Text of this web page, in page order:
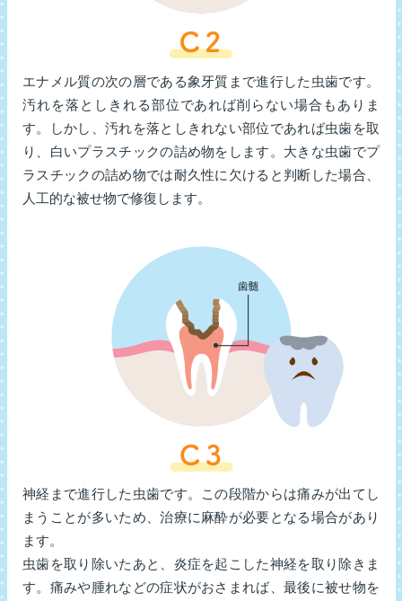
エナメル質の次の層である象牙質まで進行した虫歯です。
汚れを落としきれる部位であれば削らない場合もありま
す。しかし、汚れを落としきれない部位であれば虫歯を取
り、白いプラスチックの詰め物をします。大きな虫歯でプ
ラスチックの詰め物では耐久性に欠けると判断した場合、
人工的な被せ物で修復します。
神経まで進行した虫歯です。この段階からは痛みが出てし
まうことが多いため、治療に麻酔が必要となる場合があり
ます。
虫歯を取り除いたあと、炎症を起こした神経を取り除きま
す。痛みや腫れなどの症状がおさまれば、最後に被せ物を